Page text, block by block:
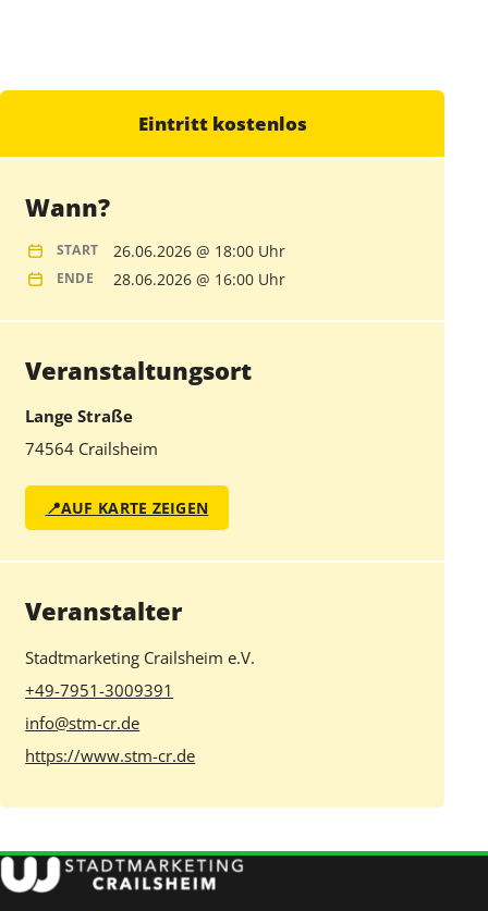
Eintritt kostenlos
Wann?
START 26.06.2026 @ 18:00 Uhr
ENDE 28.06.2026 @ 16:00 Uhr
Veranstaltungsort
Lange Straße
74564 Crailsheim
📍AUF KARTE ZEIGEN
Veranstalter
Stadtmarketing Crailsheim e.V.
+49-7951-3009391
info@stm-cr.de
https://www.stm-cr.de